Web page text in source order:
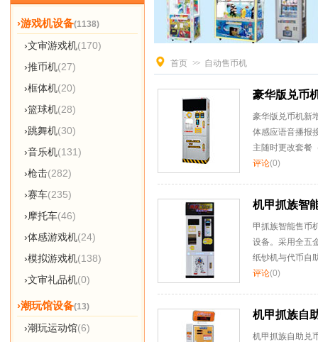
›游戏机设备(1138)
›文审游戏机(170)
›推币机(27)
›框体机(20)
›篮球机(28)
›跳舞机(30)
›音乐机(131)
›枪击(282)
›赛车(235)
›摩托车(46)
›体感游戏机(24)
›模拟游戏机(138)
›文审礼品机(0)
›潮玩馆设备(13)
›潮玩运动馆(6)
首页 >> 自动售币机
豪华版兑币
豪华版兑币机新
体感应语音播报
主随时更改套餐
评论(0)
机甲抓族智
甲抓族智能售币
设备。采用全五
纸钞机与代币自
评论(0)
机甲抓族自
机甲抓族自助兑